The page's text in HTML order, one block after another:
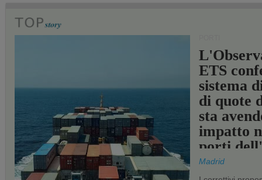
ETS
sistema
di quote
sta
impatto
porti
Madrid